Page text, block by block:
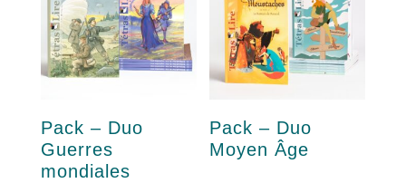
Pack – Duo
Guerres
mondiales
Pack – Duo
Moyen Âge